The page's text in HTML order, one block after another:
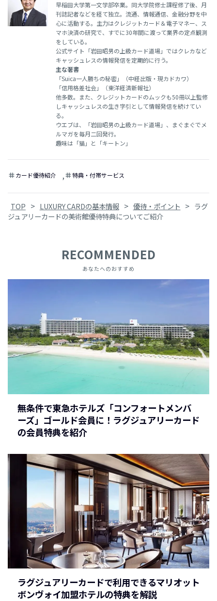
早稲田大学第一文学部卒業。同大学院修士課程修了後、月
刊誌記者などを経て独立。流通、情報通信、金融分野を中
心に活動する。主力はクレジットカード＆電子マネー、ス
マホ決済の研究で、すでに30年間に渡って業界の定点観測
をしている。
公式サイト「岩田昭男の上級カード道場」ではクレカなど
キャッシュレスの情報発信を定期的に行う。
主な著書
「Suica一人勝ちの秘密」（中経出版・現カドカワ）
「信用格差社会」（東洋経済新報社）
他多数。また、クレジットカードのムックも50冊以上監修
しキャッシュレスの生き字引として情報発信を続けてい
る。
ウエブは、「岩田昭男の上級カード道場」、まぐまぐでメ
ルマガを毎月二回発行。
趣味は「猫」と「キートン」
tagカード優待紹介 ,tag特典・付帯サービス
TOP > LUXURY CARDの基本情報 > 優待・ポイント > ラグ
ジュアリーカードの美術館優待特典についてご紹介
RECOMMENDED
あなたへのおすすめ
無条件で東急ホテルズ「コンフォートメンバ
ーズ」ゴールド会員に！ラグジュアリーカード
の会員特典を紹介
ラグジュアリーカードで利用できるマリオット
ボンヴォイ加盟ホテルの特典を解説